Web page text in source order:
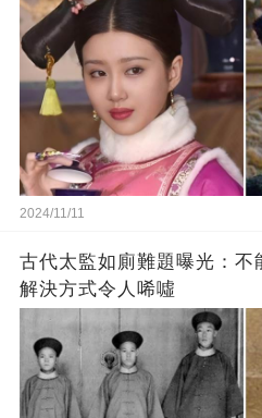
2024/11/11
古代太監如廁難題曝光：不
解決方式令人唏噓